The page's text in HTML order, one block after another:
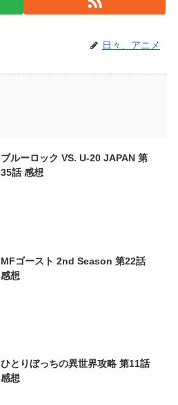
日々、アニメ
ブルーロック VS. U-20 JAPAN 第
35話 感想
MFゴースト 2nd Season 第22話
感想
ひとりぼっちの異世界攻略 第11話
感想